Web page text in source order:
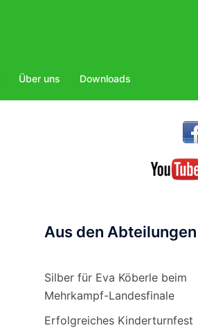
Über uns Downloads
Aus den Abteilungen
Silber für Eva Köberle beim
Mehrkampf-Landesfinale
Erfolgreiches Kinderturnfest